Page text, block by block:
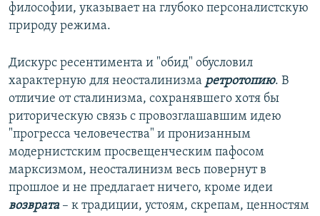
философии, указывает на глубоко персоналистскую
природу режима.
Дискурс ресентимента и "обид" обусловил
характерную для неосталинизма ретротопию. В
отличие от сталинизма, сохранявшего хотя бы
риторическую связь с провозглашавшим идею
"прогресса человечества" и пронизанным
модернистским просвещенческим пафосом
марксизмом, неосталинизм весь повернут в
прошлое и не предлагает ничего, кроме идеи
возврата– к традиции, устоям, скрепам, ценностям